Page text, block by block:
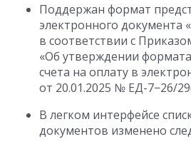
Поддержан формат
электронного документа
в соответствии с
«Об утверждении
счета на оплату в
от 20.01.2025 № ЕД-7−26/
В легком интерфейсе
документов изменено